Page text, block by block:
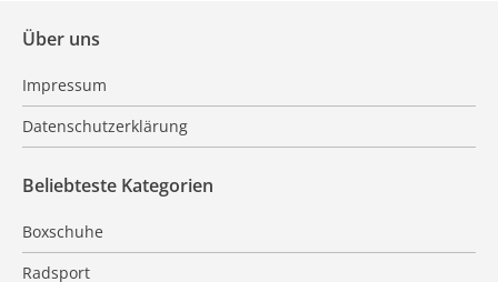
Über uns
Impressum
Datenschutzerklärung
Beliebteste Kategorien
Boxschuhe
Radsport